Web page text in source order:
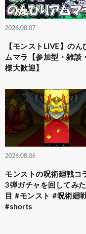
2026.08.07
【モンストLIVE】のん
ムマラ【参加型・雑談
様大歓迎】
2026.08.06
モンストの呪術廻戦コ
3弾ガチャを回してみ
目 #モンスト #呪術廻
#shorts